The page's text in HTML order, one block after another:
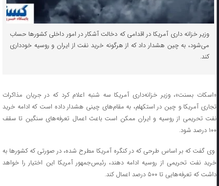
وزیر خزانه داری آمریکا در اقدامی که دخالت آشکار در امور داخلی کشورها حساب
می‌شود، به چین هشدار داد که از هرگونه خرید نفت از ایران و روسیه خودداری
کند.
«اسکات بسنت»، وزیر خزانه‌داری آمریکا سه شنبه اعلام کرد که در جریان مذاکرات
تجاری آمریکا و چین در استکهلم، به مقام‌های چینی هشدار داده است که ادامه خرید
نفت تحریمی از روسیه و ایران ممکن است باعث اعمال تعرفه‌های سنگین تا سقف
۱۰۰ درصد شود.
وی گفت که بر اساس طرحی که در کنگره آمریکا مطرح شده، در صورتی که کشورها به
خرید نفت تحریمی از روسیه ادامه دهند، رئیس‌جمهور آمریکا این اختیار را خواهد
داشت که تعرفه‌هایی تا ۵۰۰ درصد اعمال کند.